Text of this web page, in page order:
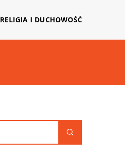
RELIGIA I DUCHOWOŚĆ